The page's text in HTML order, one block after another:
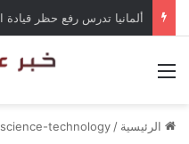
الرئيسية /
science-technology